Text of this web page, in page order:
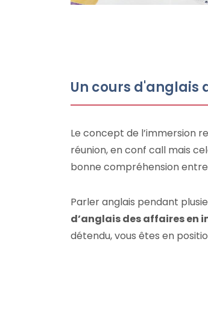
Un cours d'anglais
Le concept de l’immersion
réunion, en conf call mais
bonne compréhension
Parler anglais pendant
d’anglais des affaires en
détendu, vous êtes en